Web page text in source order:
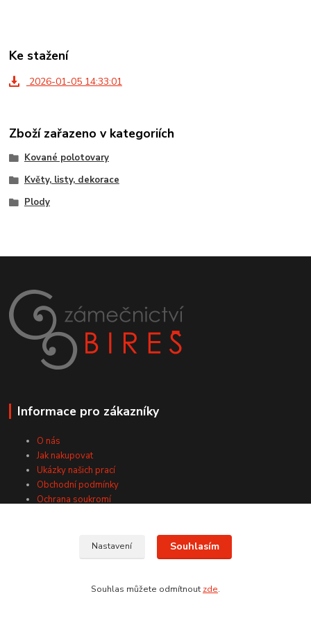
Ke stažení
2026-01-05 14:33:01
Zboží zařazeno v kategoriích
Kované polotovary
Květy, listy, dekorace
Plody
Informace pro zákazníky
O nás
Jak nakupovat
Ukázky našich prací
Obchodní podmínky
Ochrana soukromí
Kde nás najdete
Nastavení Souhlasím
Souhlas můžete odmítnout zde.